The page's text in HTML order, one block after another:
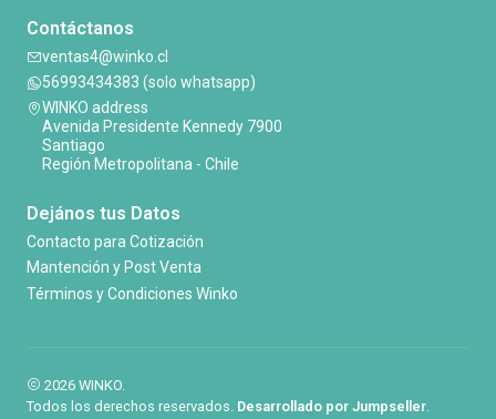
Contáctanos
ventas4@winko.cl
56993434383 (solo whatsapp)
WINKO address
Avenida Presidente Kennedy 7900
Santiago
Región Metropolitana - Chile
Dejános tus Datos
Contacto para Cotización
Mantención y Post Venta
Términos y Condiciones Winko
2026 WINKO.
Todos los derechos reservados. Desarrollado por Jumpseller